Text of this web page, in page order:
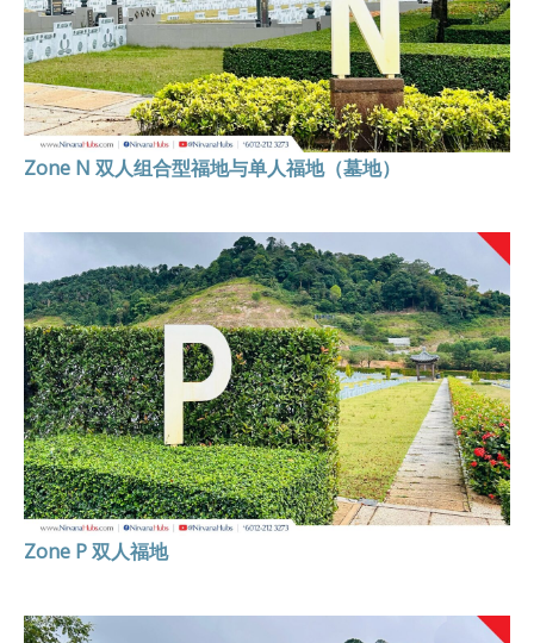
Zone N 双人组合型福地与单人福地（墓地）
Zone P 双人福地